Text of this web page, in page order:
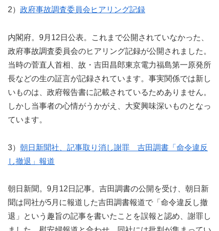
2） 政府事故調査委員会ヒアリング記録
内閣府。9月12日公表。これまで公開されていなかった、
政府事故調査委員会のヒアリング記録が公開されました。
当時の菅直人首相、故・吉田昌郎東京電力福島第一原発所
長などの生の証言が記録されています。事実関係では新し
いものは、政府報告書に記載されているためありません。
しかし当事者の心情がうかがえ、大変興味深いものとなっ
ています。
3） 朝日新聞社、記事取り消し謝罪 吉田調書「命令違反
し撤退」報道
朝日新聞。9月12日記事。吉田調書の公開を受け、朝日新
聞は同社が5月に報道した吉田調書報道で「命令違反し撤
退」という趣旨の記事を書いたことを誤報と認め、謝罪し